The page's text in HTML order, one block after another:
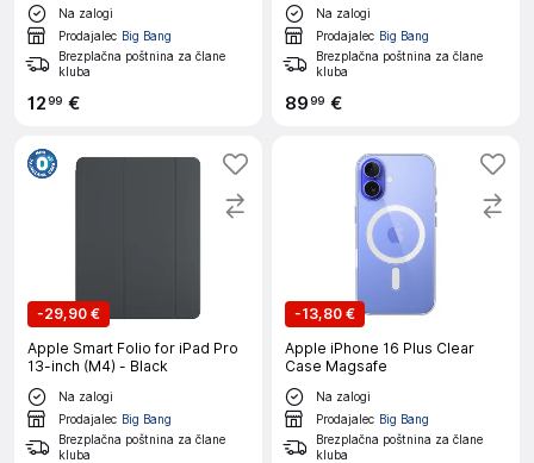
Na zalogi
Prodajalec Big Bang
Brezplačna poštnina za člane
kluba
1299 €
Na zalogi
Prodajalec Big Bang
Brezplačna poštnina za člane
kluba
8999 €
-29,90 €
Apple Smart Folio for iPad Pro
13-inch (M4) - Black
Na zalogi
Prodajalec Big Bang
Brezplačna poštnina za člane
kluba
-13,80 €
Apple iPhone 16 Plus Clear
Case Magsafe
Na zalogi
Prodajalec Big Bang
Brezplačna poštnina za člane
kluba